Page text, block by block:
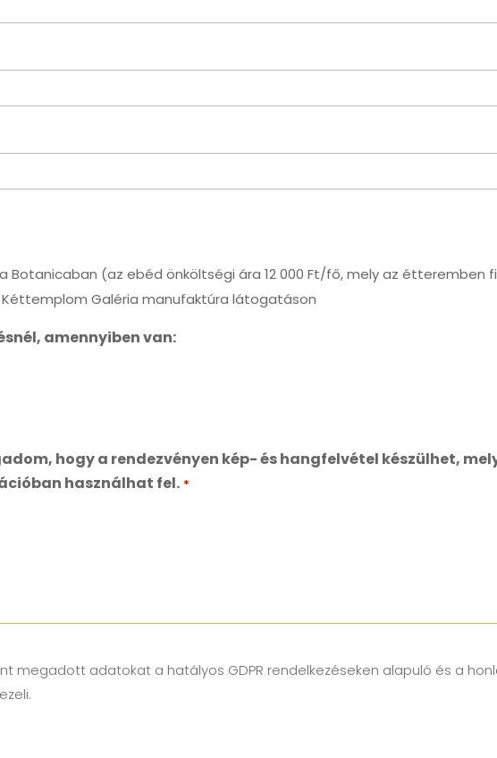
Botanicaban (az ebéd önköltségi ára 12 000 Ft/fő, mely az étteremben
Galéria manufaktúra látogatáson
amennyiben van:
hogy a rendezvényen kép- és hangfelvétel készülhet,
használhat fel. *
megadott adatokat a hatályos GDPR rendelkezéseken alapuló és a